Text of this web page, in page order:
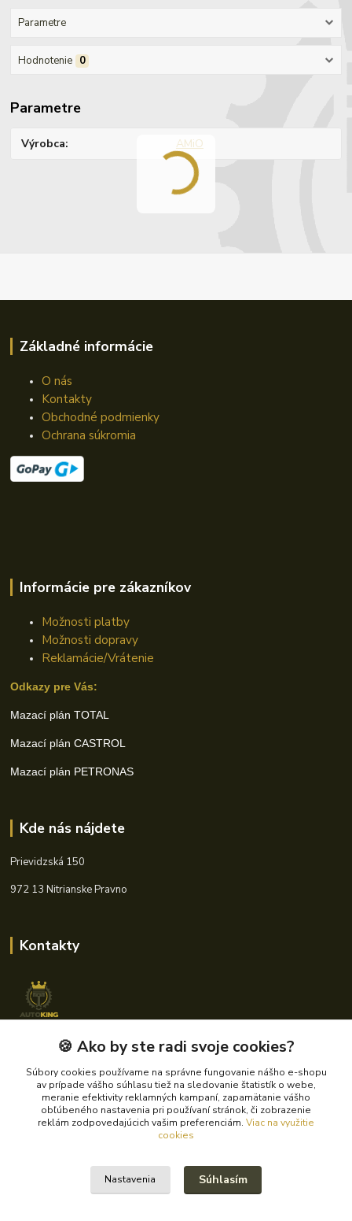
Parametre
Hodnotenie 0
Parametre
Výrobca AMiO
Základné informácie
O nás
Kontakty
Obchodné podmienky
Ochrana súkromia
Informácie pre zákazníkov
Možnosti platby
Možnosti dopravy
Reklamácie/Vrátenie
Odkazy pre Vás:
Mazací plán TOTAL
Mazací plán CASTROL
Mazací plán PETRONAS
Kde nás nájdete
Prievidzská 150
972 13 Nitrianske Pravno
Kontakty
+421 940 621 185
info@autoking.sk
🍪 Ako by ste radi svoje cookies?
Súbory cookies používame na správne fungovanie nášho e-shopu
av prípade vášho súhlasu tiež na sledovanie štatistík o webe,
meranie efektivity reklamných kampaní, zapamätanie vášho
obľúbeného nastavenia pri používaní stránok, či zobrazenie
reklám zodpovedajúcich vašim preferenciám. Viac na využitie
cookies
Nastavenia Súhlasím